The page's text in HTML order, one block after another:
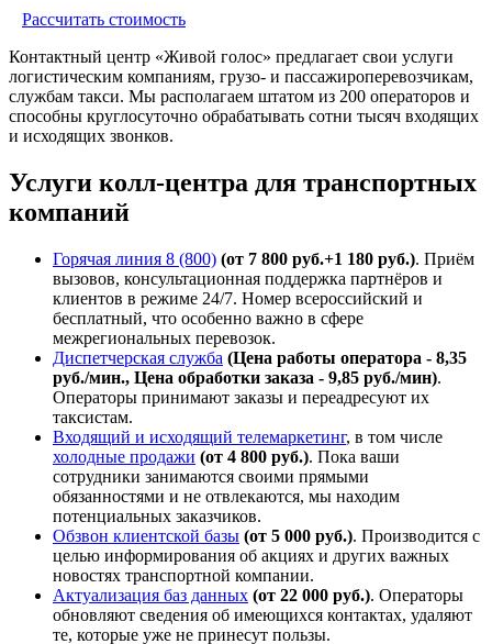
Рассчитать стоимость
Контактный центр «Живой голос» предлагает свои услуги
логистическим компаниям, грузо- и пассажироперевозчикам,
службам такси. Мы располагаем штатом из 200 операторов и
способны круглосуточно обрабатывать сотни тысяч входящих
и исходящих звонков.
Услуги колл-центра для транспортных
компаний
Горячая линия 8 (800) (от 7 800 руб.+1 180 руб.). Приём
вызовов, консультационная поддержка партнёров и
клиентов в режиме 24/7. Номер всероссийский и
бесплатный, что особенно важно в сфере
межрегиональных перевозок.
Диспетчерская служба (Цена работы оператора - 8,35
руб./мин., Цена обработки заказа - 9,85 руб./мин).
Операторы принимают заказы и переадресуют их
таксистам.
Входящий и исходящий телемаркетинг, в том числе
холодные продажи (от 4 800 руб.). Пока ваши
сотрудники занимаются своими прямыми
обязанностями и не отвлекаются, мы находим
потенциальных заказчиков.
Обзвон клиентской базы (от 5 000 руб.). Производится с
целью информирования об акциях и других важных
новостях транспортной компании.
Актуализация баз данных (от 22 000 руб.). Операторы
обновляют сведения об имеющихся контактах, удаляют
те, которые уже не принесут пользы.